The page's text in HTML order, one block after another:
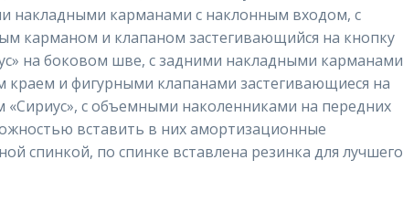
накладными карманами с наклонным входом, с
карманом и клапаном застегивающийся на кнопку
на боковом шве, с задними накладными карманами
и фигурными клапанами застегивающиеся на
«Сириус», с объемными наколенниками на передних
вставить в них амортизационные
спинкой, по спинке вставлена резинка для лучшего